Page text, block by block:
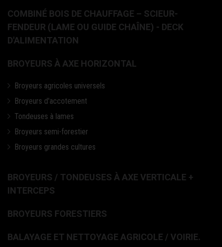
COMBINÉ BOIS DE CHAUFFAGE – SCIEUR-
FENDEUR (LAME OU GUIDE CHAÎNE) - DECK
D'ALIMENTATION
BROYEURS À AXE HORIZONTAL
Broyeurs agricoles universels
Broyeurs d'accotement
Tondeuses à lames
Broyeurs semi-forestier
Broyeurs grandes cultures
BROYEURS / TONDEUSES À AXE VERTICALE +
INTERCEPS
BROYEURS FORESTIERS
BALAYAGE ET NETTOYAGE AGRICOLE / VOIRIE.